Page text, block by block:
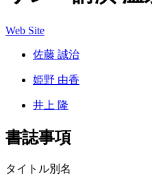
Web Site
佐藤 誠治
姫野 由香
井上 隆
書誌事項
タイトル別名